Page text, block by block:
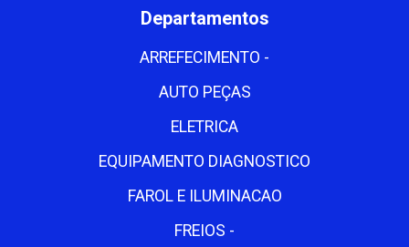
Departamentos
ARREFECIMENTO -
AUTO PEÇAS
ELETRICA
EQUIPAMENTO DIAGNOSTICO
FAROL E ILUMINACAO
FREIOS -